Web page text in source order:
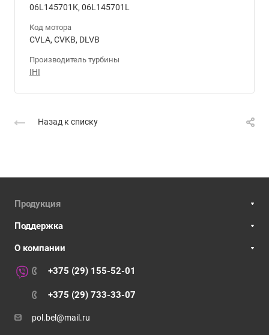
06L145701K, 06L145701L
Код мотора
CVLA, CVKB, DLVB
Производитель турбины
IHI
Назад к списку
Продукция
Поддержка
О компании
+375 (29) 155-52-01
+375 (29) 733-33-07
pol.bel@mail.ru